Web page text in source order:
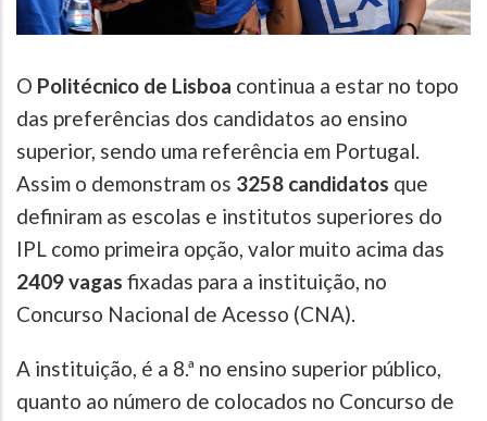
O Politécnico de Lisboa continua a estar no topo
das preferências dos candidatos ao ensino
superior, sendo uma referência em Portugal.
Assim o demonstram os 3258 candidatos que
definiram as escolas e institutos superiores do
IPL como primeira opção, valor muito acima das
2409 vagas fixadas para a instituição, no
Concurso Nacional de Acesso (CNA).
A instituição, é a 8.ª no ensino superior público,
quanto ao número de colocados no Concurso de